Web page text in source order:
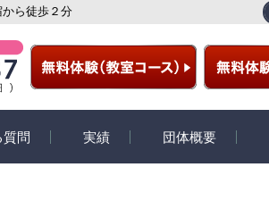
ら徒歩２分
質問 実績 団体概要